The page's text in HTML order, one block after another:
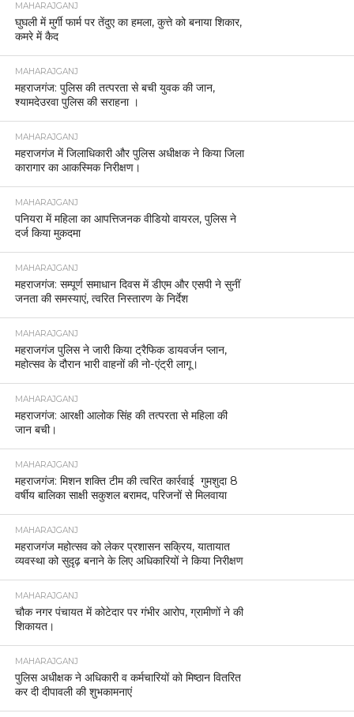
MAHARAJGANJ
घुघली में मुर्गी फार्म पर तेंदुए का हमला, कुत्ते को बनाया शिकार,
कमरे में कैद
MAHARAJGANJ
महराजगंज: पुलिस की तत्परता से बची युवक की जान,
श्यामदेउरवा पुलिस की सराहना ।
MAHARAJGANJ
महराजगंज में जिलाधिकारी और पुलिस अधीक्षक ने किया जिला
कारागार का आकस्मिक निरीक्षण।
MAHARAJGANJ
पनियरा में महिला का आपत्तिजनक वीडियो वायरल, पुलिस ने
दर्ज किया मुकदमा
MAHARAJGANJ
महराजगंज: सम्पूर्ण समाधान दिवस में डीएम और एसपी ने सुनीं
जनता की समस्याएं, त्वरित निस्तारण के निर्देश
MAHARAJGANJ
महराजगंज पुलिस ने जारी किया ट्रैफिक डायवर्जन प्लान,
महोत्सव के दौरान भारी वाहनों की नो-एंट्री लागू।
MAHARAJGANJ
महराजगंज: आरक्षी आलोक सिंह की तत्परता से महिला की
जान बची।
MAHARAJGANJ
महराजगंज: मिशन शक्ति टीम की त्वरित कार्रवाई गुमशुदा 8
वर्षीय बालिका साक्षी सकुशल बरामद, परिजनों से मिलवाया
MAHARAJGANJ
महराजगंज महोत्सव को लेकर प्रशासन सक्रिय, यातायात
व्यवस्था को सुदृढ़ बनाने के लिए अधिकारियों ने किया निरीक्षण
MAHARAJGANJ
चौक नगर पंचायत में कोटेदार पर गंभीर आरोप, ग्रामीणों ने की
शिकायत।
MAHARAJGANJ
पुलिस अधीक्षक ने अधिकारी व कर्मचारियों को मिष्ठान वितरित
कर दी दीपावली की शुभकामनाएं